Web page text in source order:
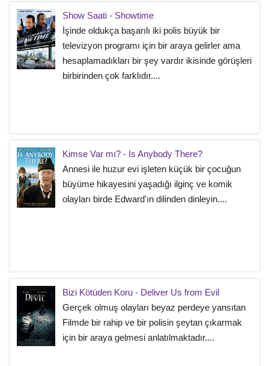
Show Saati - Showtime
İşinde oldukça başarılı iki polis büyük bir
televizyon programı için bir araya gelirler ama
hesaplamadıkları bir şey vardır ikisinde görüşleri
birbirinden çok farklıdır....
Kimse Var mı? - Is Anybody There?
Annesi ile huzur evi işleten küçük bir çocuğun
büyüme hikayesini yaşadığı ilginç ve komik
olayları birde Edward'ın dilinden dinleyin....
Bizi Kötüden Koru - Deliver Us from Evil
Gerçek olmuş olayları beyaz perdeye yansıtan
Filmde bir rahip ve bir polisin şeytan çıkarmak
için bir araya gelmesi anlatılmaktadır....